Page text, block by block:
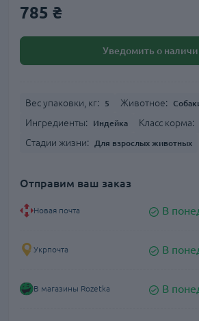
785 ₴
Уведомить о
Вес упаковки, кг: 5 Животное:
Ингредиенты: Индейка Класс корма:
Стадии жизни: Для взрослых животных
Отправим ваш заказ
Новая почта В
Укрпочта В
В магазины Rozetka В